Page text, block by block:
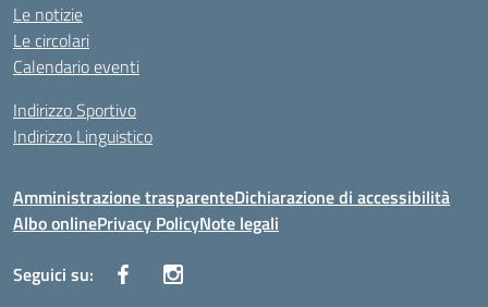
Le notizie
Le circolari
Calendario eventi
Indirizzo Sportivo
Indirizzo Linguistico
Amministrazione trasparenteDichiarazione di accessibilità
Albo onlinePrivacy PolicyNote legali
Seguici su: